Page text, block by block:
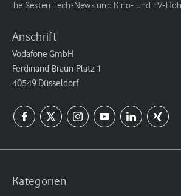
heißesten Tech-News und Kino- und TV-
Anschrift
Vodafone GmbH
Ferdinand-Braun-Platz 1
40549 Düsseldorf
Kategorien